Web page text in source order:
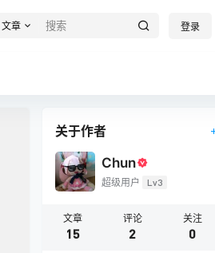
文章 登录
关于作者
Chun
超级用户 Lv3
文章
15
评论
2
关注
0